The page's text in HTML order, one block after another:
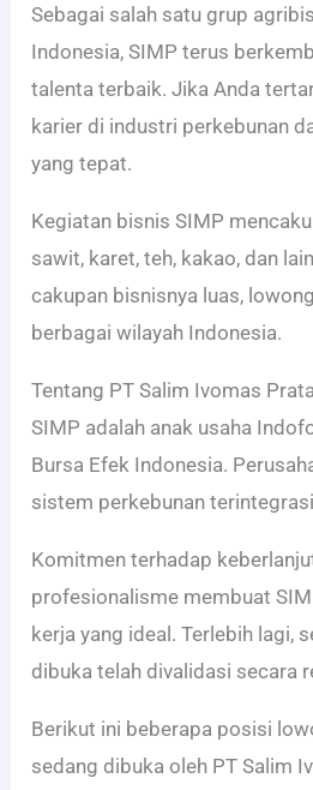
Sebagai salah satu grup
Indonesia, SIMP terus
talenta terbaik. Jika Anda
karier di industri perkebunan
yang tepat.
Kegiatan bisnis SIMP
sawit, karet, teh, kakao, dan
cakupan bisnisnya luas,
berbagai wilayah Indonesia.
Tentang PT Salim Ivomas
SIMP adalah anak usaha
Bursa Efek Indonesia.
sistem perkebunan
Komitmen terhadap
profesionalisme membuat
kerja yang ideal. Terlebih lagi,
dibuka telah divalidasi secara
Berikut ini beberapa posisi
sedang dibuka oleh PT Salim